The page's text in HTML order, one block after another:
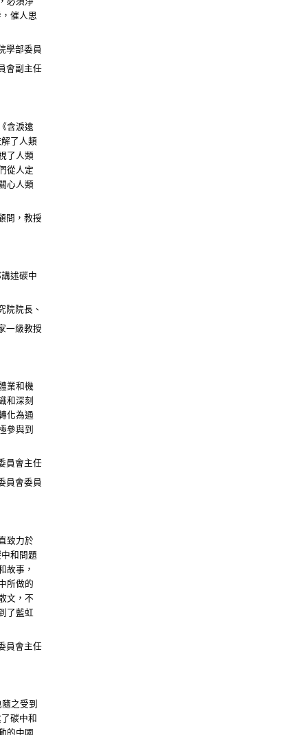
催人思
學部委員
會副主任
含淚遠
了人類
了人類
從人定
心人類
問，教授
述碳中
院院長、
一級教授
業和機
和深刻
化為通
參與到
員會主任
員會委員
致力於
和問題
故事，
所做的
文，不
了藍虹
員會主任
之受到
碳中和
的中國